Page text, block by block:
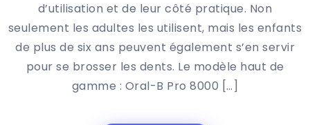
d’utilisation et de leur côté pratique. Non
seulement les adultes les utilisent, mais les enfants
de plus de six ans peuvent également s’en servir
pour se brosser les dents. Le modèle haut de
gamme : Oral-B Pro 8000 […]